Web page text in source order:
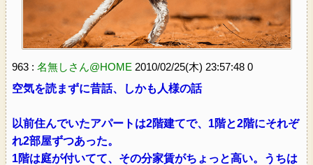
963 : 名無しさん@HOME 2010/02/25(木) 23:57:48 0
空気を読まずに昔話、しかも人様の話
以前住んでいたアパートは2階建てで、1階と2階にそれぞ
れ2部屋ずつあった。
1階は庭が付いてて、その分家賃がちょっと高い。うちは